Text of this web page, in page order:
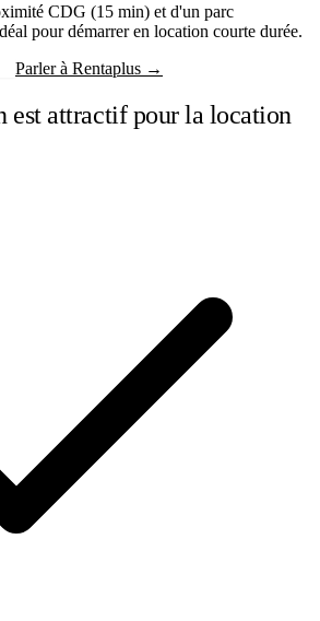
CDG (15 min) et d'un parc
pour démarrer en location courte durée.
Parler à Rentaplus →
est attractif pour la location